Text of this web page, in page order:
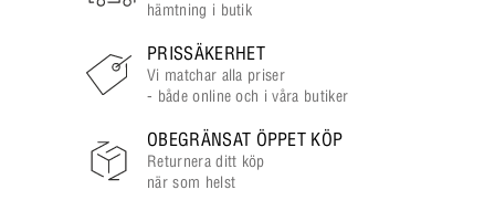
hämtning i butik
PRISSÄKERHET
Vi matchar alla priser
- både online och i våra butiker
OBEGRÄNSAT ÖPPET KÖP
Returnera ditt köp
när som helst